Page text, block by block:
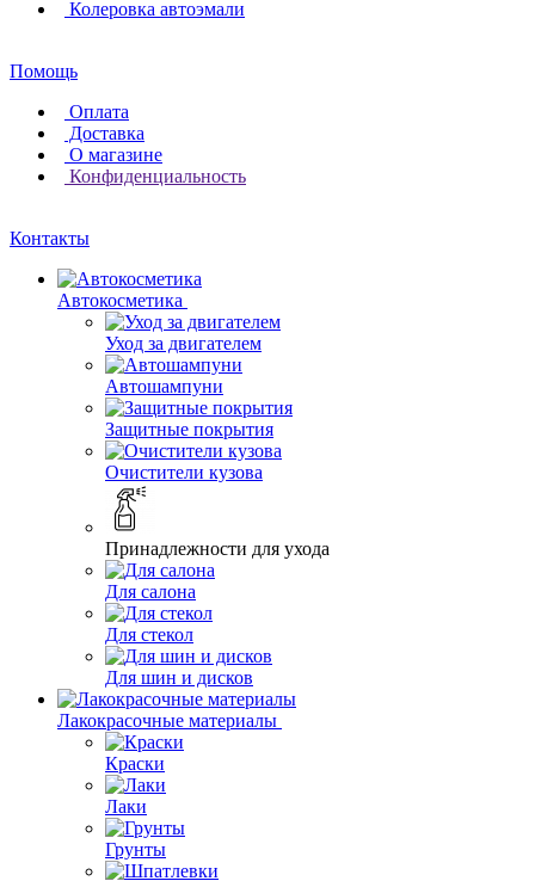
Колеровка автоэмали
Помощь
Оплата
Доставка
О магазине
Конфиденциальность
Контакты
Автокосметика
Уход за двигателем
Автошампуни
Защитные покрытия
Очистители кузова
Принадлежности для ухода
Для салона
Для стекол
Для шин и дисков
Лакокрасочные материалы
Краски
Лаки
Грунты